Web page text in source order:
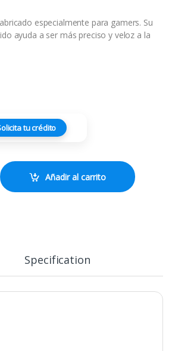
especialmente para gamers. Su
ayuda a ser más preciso y veloz a la
tu crédito
COD Cold War Extra Largo Stitch 80cm x
Añadir al carrito
Specification